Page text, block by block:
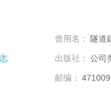
曾用名： 隧道
出版社： 公司
邮编： 471009